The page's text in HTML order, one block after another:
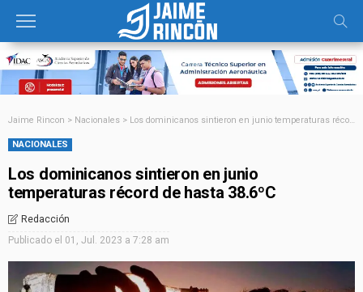
Jaime Rincon > Nacionales > Los dominicanos sintieron en junio temperaturas récord de hasta 38.6ºC
NACIONALES
Los dominicanos sintieron en junio
temperaturas récord de hasta 38.6ºC
Redacción
Publicado el 01, Jul. 2023 a 7:28 am